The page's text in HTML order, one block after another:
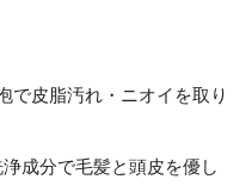
で皮脂汚れ・ニオイを取り
成分で毛髪と頭皮を優し